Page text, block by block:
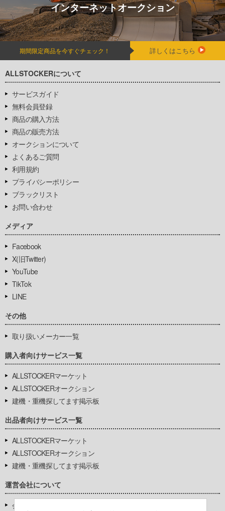
インターネットオークション
期間限定商品を今すぐチェック！ 詳しくはこちら
ALLSTOCKERについて
サービスガイド
無料会員登録
商品の購入方法
商品の販売方法
オークションについて
よくあるご質問
利用規約
プライバシーポリシー
ブラックリスト
お問い合わせ
メディア
Facebook
X(旧Twitter)
YouTube
TikTok
LINE
その他
取り扱いメーカー一覧
購入者向けサービス一覧
ALLSTOCKERマーケット
ALLSTOCKERオークション
建機・重機探してます掲示板
出品者向けサービス一覧
ALLSTOCKERマーケット
ALLSTOCKERオークション
建機・重機探してます掲示板
運営会社について
会社基本情報